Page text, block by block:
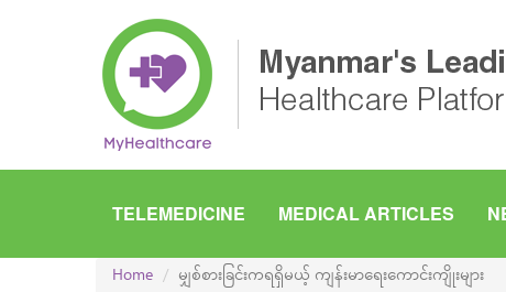
TELEMEDICINE MEDICAL ARTICLES
Home မျှစ်စားခြင်းကရရှိမယ့် ကျန်းမာရေးကောင်းကျိုးများ